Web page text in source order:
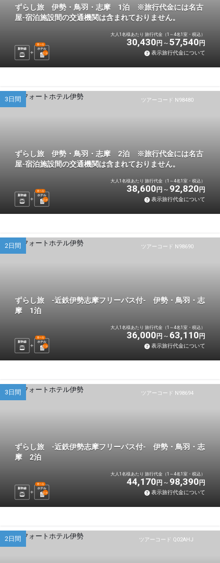
ずらし旅 伊勢・鳥羽・志摩 1泊 ※旅行代金には名古
屋-宿泊施設間の交通機関は含まれておりません。
新幹線 ホテル
選べる
1 泊
大人1名様あたり 旅行代金（1～4名1室・税込）
30,430 円 57,540 円
表示旅行代金について
ツアーコード N98480
3日間
ずらし旅 伊勢・鳥羽・志摩 2泊 ※旅行代金には名古
屋-宿泊施設間の交通機関は含まれておりません。
新幹線 ホテル
選べる
2泊
大人1名様あたり 旅行代金（1～4名1室・税込）
38,600 円 92,820 円
表示旅行代金について
ツアーコード N98690
2日間
ずらし旅 -近鉄伊勢志摩フリーパス付- 伊勢・鳥羽・志
摩 1泊
新幹線 ホテル
選べる
1 泊
大人1名様あたり 旅行代金（1～4名1室・税込）
36,000 円 63,110 円
表示旅行代金について
ツアーコード N98694
3日間
ずらし旅 -近鉄伊勢志摩フリーパス付- 伊勢・鳥羽・志
摩 2泊
新幹線 ホテル
選べる
2泊
大人1名様あたり 旅行代金（1～4名1室・税込）
44,170 円 98,390 円
表示旅行代金について
ツアーコード Q02AHJ
2日間